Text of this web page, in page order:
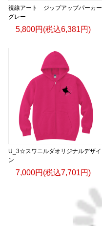
視線アート ジップアップパーカー
グレー
5,800円(税込6,381円)
U_3☆スワニルダオリジナルデザイ
ン
7,000円(税込7,701円)